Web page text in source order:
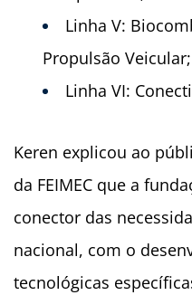
Linha V:
Propulsão Veicular;
Linha VI:
Keren explicou ao
da FEIMEC que a
conector das
nacional, com o
tecnológicas